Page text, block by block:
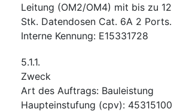
Leitung (OM2/OM4) mit bis zu 12
Stk. Datendosen Cat. 6A 2 Ports.
Interne Kennung: E15331728
5.1.1.
Zweck
Art des Auftrags: Bauleistung
Haupteinstufung (cpv): 45315100